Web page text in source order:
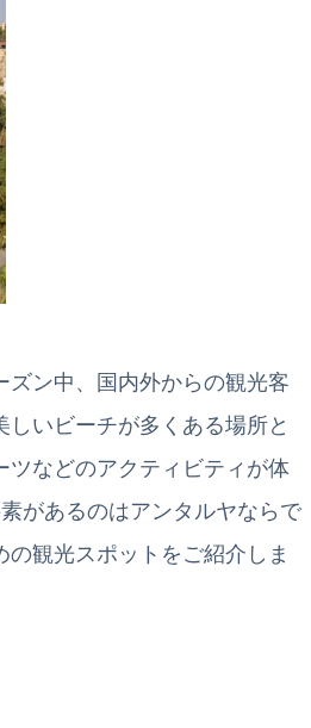
ン中、国内外からの観光客
いビーチが多くある場所と
ツなどのアクティビティが体
があるのはアンタルヤならで
観光スポットをご紹介しま